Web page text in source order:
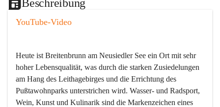
Beschreibung
YouTube-Video
Heute ist Breitenbrunn am Neusiedler See ein Ort mit sehr
hoher Lebensqualität, was durch die starken Zusiedelungen
am Hang des Leithagebirges und die Errichtung des
Pußtawohnparks unterstrichen wird. Wasser- und Radsport,
Wein, Kunst und Kulinarik sind die Markenzeichen eines